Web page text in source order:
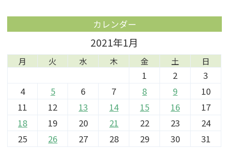
カレンダー
2021年1月
月 火 水 木 金 土 日
1 2
3
4
5 6 7 8 9
10
11
12 13 14 15 16
17
18
19 20 21 22 23
24
25
26 27 28 29 30 31